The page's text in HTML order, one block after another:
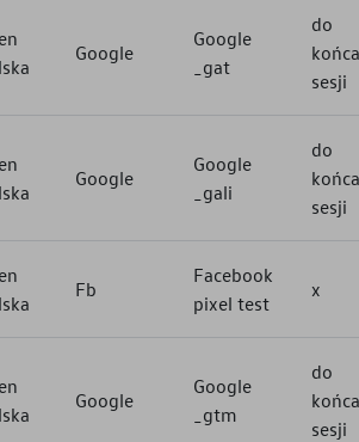
Google
Google
_gat
do
końca
sesji
Google
Google
_gali
do
końca
sesji
Fb
Facebook
pixel test
x
Google
Google
_gtm
do
końca
sesji